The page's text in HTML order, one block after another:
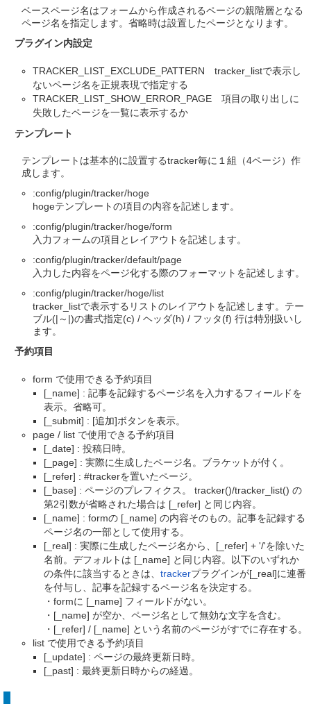
ベースページ名はフォームから作成されるページの親階層となる
ページ名を指定します。省略時は設置したページとなります。
プラグイン内設定
TRACKER_LIST_EXCLUDE_PATTERN tracker_listで表示し
ないページ名を正規表現で指定する
TRACKER_LIST_SHOW_ERROR_PAGE 項目の取り出しに
失敗したページを一覧に表示するか
テンプレート
テンプレートは基本的に設置するtracker毎に１組（4ページ）作
成します。
:config/plugin/tracker/hoge
hogeテンプレートの項目の内容を記述します。
:config/plugin/tracker/hoge/form
入力フォームの項目とレイアウトを記述します。
:config/plugin/tracker/default/page
入力した内容をページ化する際のフォーマットを記述します。
:config/plugin/tracker/hoge/list
tracker_listで表示するリストのレイアウトを記述します。テー
ブル(|～|)の書式指定(c) / ヘッダ(h) / フッタ(f) 行は特別扱いし
ます。
予約項目
form で使用できる予約項目
[_name] : 記事を記録するページ名を入力するフィールドを
表示。省略可。
[_submit] : [追加]ボタンを表示。
page / list で使用できる予約項目
[_date] : 投稿日時。
[_page] : 実際に生成したページ名。ブラケットが付く。
[_refer] : #trackerを置いたページ。
[_base] : ページのプレフィクス。 tracker()/tracker_list() の
第2引数が省略された場合は [_refer] と同じ内容。
[_name] : formの [_name] の内容そのもの。記事を記録する
ページ名の一部として使用する。
[_real] : 実際に生成したページ名から、[_refer] + '/'を除いた
名前。デフォルトは [_name] と同じ内容。以下のいずれか
の条件に該当するときは、 trackerプラグインが[_real]に連番
を付与し、記事を記録するページ名を決定する。
・formに [_name] フィールドがない。
・[_name] が空か、ページ名として無効な文字を含む。
・[_refer] / [_name] という名前のページがすでに存在する。
list で使用できる予約項目
[_update] : ページの最終更新日時。
[_past] : 最終更新日時からの経過。